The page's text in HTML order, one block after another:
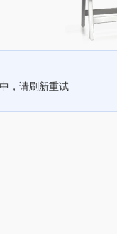
，请刷新重试